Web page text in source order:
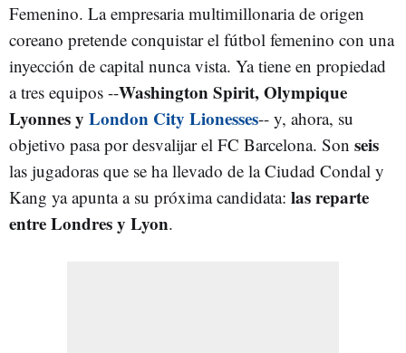
Femenino. La empresaria multimillonaria de origen
coreano pretende conquistar el fútbol femenino con una
inyección de capital nunca vista. Ya tiene en propiedad
a tres equipos --Washington Spirit, Olympique
Lyonnes y London City Lionesses-- y, ahora, su
objetivo pasa por desvalijar el FC Barcelona. Son seis
las jugadoras que se ha llevado de la Ciudad Condal y
Kang ya apunta a su próxima candidata: las reparte
entre Londres y Lyon.